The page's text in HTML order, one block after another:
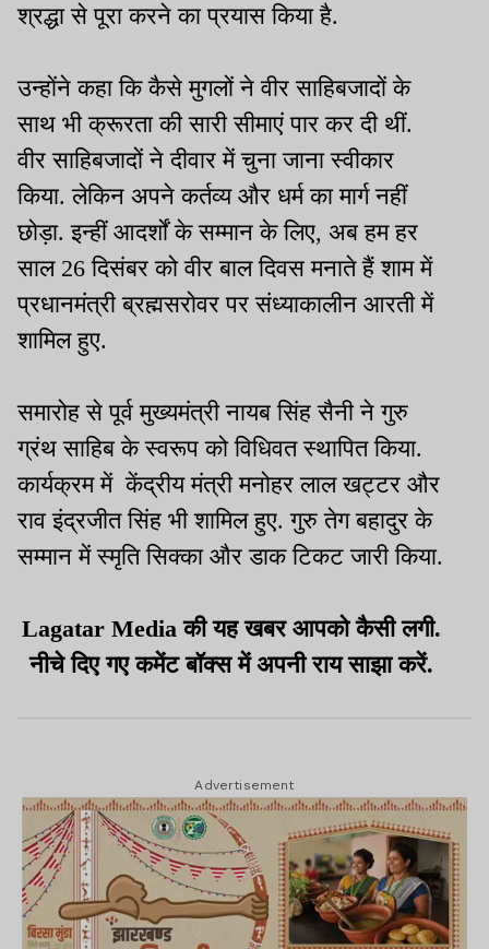
श्रद्धा से पूरा करने का प्रयास किया है.
उन्होंने कहा कि कैसे मुगलों ने वीर साहिबजादों के
साथ भी क्रूरता की सारी सीमाएं पार कर दी थीं.
वीर साहिबजादों ने दीवार में चुना जाना स्वीकार
किया. लेकिन अपने कर्तव्य और धर्म का मार्ग नहीं
छोड़ा. इन्हीं आदर्शों के सम्मान के लिए, अब हम हर
साल 26 दिसंबर को वीर बाल दिवस मनाते हैं शाम में
प्रधानमंत्री ब्रह्मसरोवर पर संध्याकालीन आरती में
शामिल हुए.
समारोह से पूर्व मुख्यमंत्री नायब सिंह सैनी ने गुरु
ग्रंथ साहिब के स्वरूप को विधिवत स्थापित किया.
कार्यक्रम में केंद्रीय मंत्री मनोहर लाल खट्टर और
राव इंद्रजीत सिंह भी शामिल हुए. गुरु तेग बहादुर के
सम्मान में स्मृति सिक्का और डाक टिकट जारी किया.
Lagatar Media की यह खबर आपको कैसी लगी.
नीचे दिए गए कमेंट बॉक्स में अपनी राय साझा करें.
Advertisement